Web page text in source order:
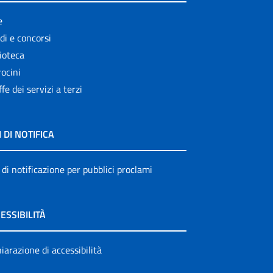
e concorsi
dei servizi a terzi
DI NOTIFICA
notificazione per pubblici proclami
di accessibilità